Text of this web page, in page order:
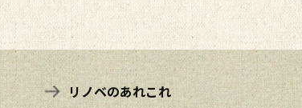
リノベのあれこれ